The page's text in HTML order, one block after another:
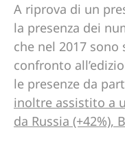
A riprova di un
la presenza dei
che nel 2017
confronto
le presenze da
inoltre assistito a
da Russia (+42%),